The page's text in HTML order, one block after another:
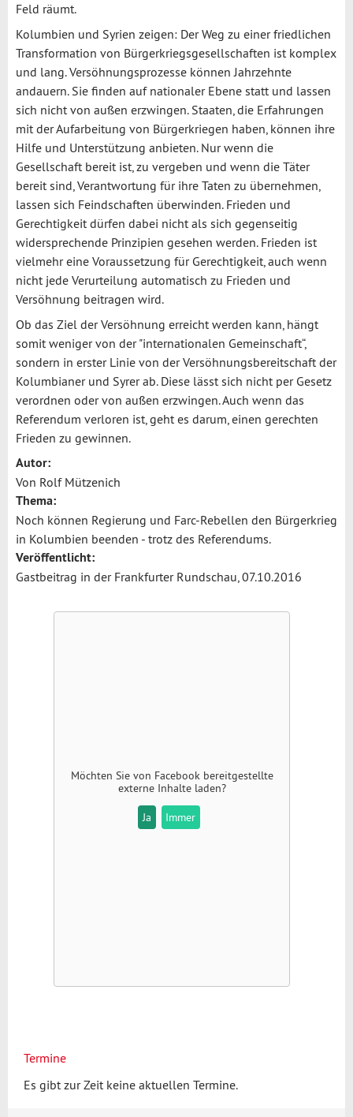
Feld räumt.
Kolumbien und Syrien zeigen: Der Weg zu einer friedlichen
Transformation von Bürgerkriegsgesellschaften ist komplex
und lang. Versöhnungsprozesse können Jahrzehnte
andauern. Sie finden auf nationaler Ebene statt und lassen
sich nicht von außen erzwingen. Staaten, die Erfahrungen
mit der Aufarbeitung von Bürgerkriegen haben, können ihre
Hilfe und Unterstützung anbieten. Nur wenn die
Gesellschaft bereit ist, zu vergeben und wenn die Täter
bereit sind, Verantwortung für ihre Taten zu übernehmen,
lassen sich Feindschaften überwinden. Frieden und
Gerechtigkeit dürfen dabei nicht als sich gegenseitig
widersprechende Prinzipien gesehen werden. Frieden ist
vielmehr eine Voraussetzung für Gerechtigkeit, auch wenn
nicht jede Verurteilung automatisch zu Frieden und
Versöhnung beitragen wird.
Ob das Ziel der Versöhnung erreicht werden kann, hängt
somit weniger von der "internationalen Gemeinschaft“,
sondern in erster Linie von der Versöhnungsbereitschaft der
Kolumbianer und Syrer ab. Diese lässt sich nicht per Gesetz
verordnen oder von außen erzwingen. Auch wenn das
Referendum verloren ist, geht es darum, einen gerechten
Frieden zu gewinnen.
Autor:
Von Rolf Mützenich
Thema:
Noch können Regierung und Farc-Rebellen den Bürgerkrieg
in Kolumbien beenden - trotz des Referendums.
Veröffentlicht:
Gastbeitrag in der Frankfurter Rundschau, 07.10.2016
Möchten Sie von Facebookbereitgestellte
externe Inhalte laden?
Ja Immer
Termine
Es gibt zur Zeit keine aktuellen Termine.